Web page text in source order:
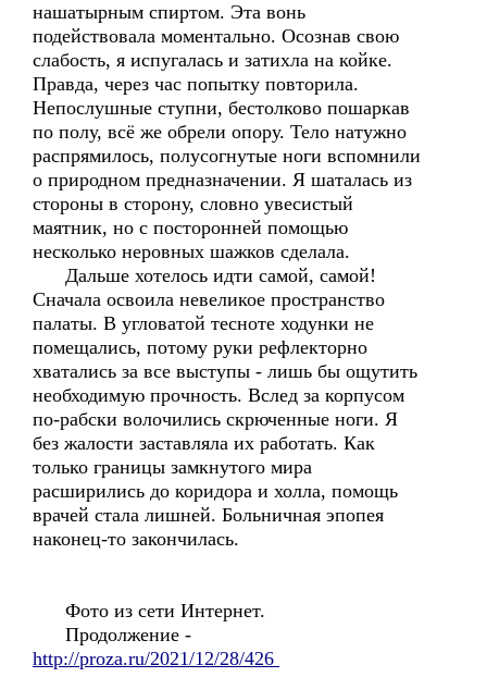
нашатырным спиртом. Эта вонь
подействовала моментально. Осознав свою
слабость, я испугалась и затихла на койке.
Правда, через час попытку повторила.
Непослушные ступни, бестолково пошаркав
по полу, всё же обрели опору. Тело натужно
распрямилось, полусогнутые ноги вспомнили
о природном предназначении. Я шаталась из
стороны в сторону, словно увесистый
маятник, но с посторонней помощью
несколько неровных шажков сделала.
Дальше хотелось идти самой, самой!
Сначала освоила невеликое пространство
палаты. В угловатой тесноте ходунки не
помещались, потому руки рефлекторно
хватались за все выступы - лишь бы ощутить
необходимую прочность. Вслед за корпусом
по-рабски волочились скрюченные ноги. Я
без жалости заставляла их работать. Как
только границы замкнутого мира
расширились до коридора и холла, помощь
врачей стала лишней. Больничная эпопея
наконец-то закончилась.
Фото из сети Интернет.
Продолжение -
http://proza.ru/2021/12/28/426